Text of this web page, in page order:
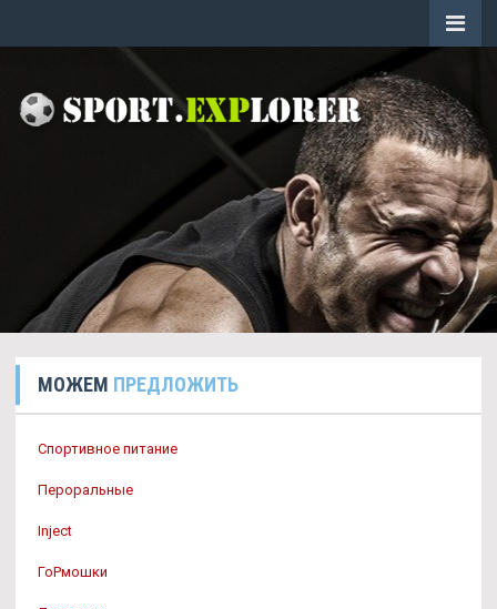
МОЖЕМ ПРЕДЛОЖИТЬ
Спортивное питание
Пероральные
Inject
ГоРмошки